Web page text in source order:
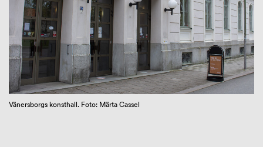
GIBCA Extended 2019
GIBCA Extended 2021
Aktörer 2021
Utställning
Program 2021
GIBCA Extended 2023
GIBCA Extended 2025
Vänersborgs konsthall. Foto: Märta Cassel